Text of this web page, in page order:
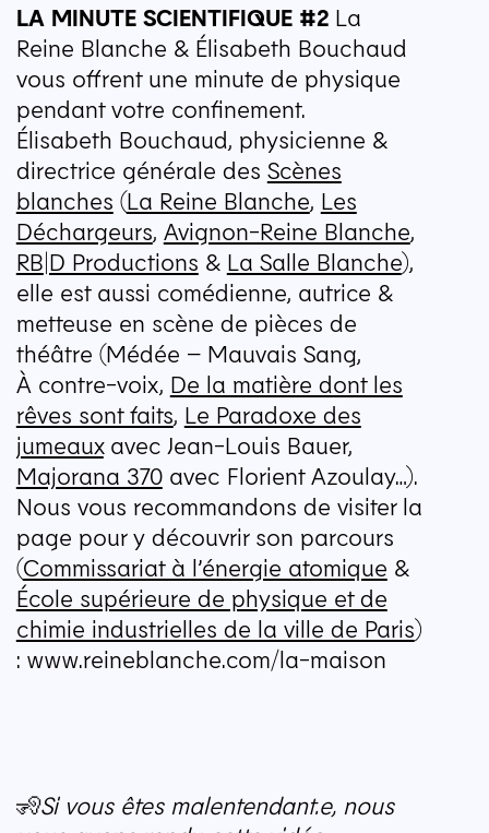
LA MINUTE SCIENTIFIQUE#2La
Reine Blanche & Élisabeth Bouchaud
vous offrent une minute de physique
pendant votre confinement.
Élisabeth Bouchaud, physicienne &
directrice générale des Scènes
blanches (La Reine Blanche, Les
Déchargeurs, Avignon-Reine Blanche,
RB|D Productions & La Salle Blanche),
elle est aussi comédienne, autrice &
metteuse en scène de pièces de
théâtre (Médée – Mauvais Sang,
À contre-voix, De la matière dont les
rêves sont faits, Le Paradoxe des
jumeauxavec Jean-Louis Bauer,
Majorana 370avec Florient Azoulay…).
Nous vous recommandons de visiter la
page pour y découvrir son parcours
(Commissariat à l’énergie atomique &
École supérieure de physique et de
chimie industrielles de la ville de Paris)
: www​.reineblanche​.com/​l​a​-​m​aison
🧏Si vous êtes malentendant.e, nous